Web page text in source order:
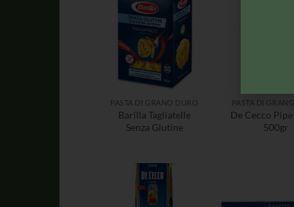
PASTA DI GRANO DURO
Barilla Tagliatelle
Senza Glutine
PASTA DI
De Cecco
500gr